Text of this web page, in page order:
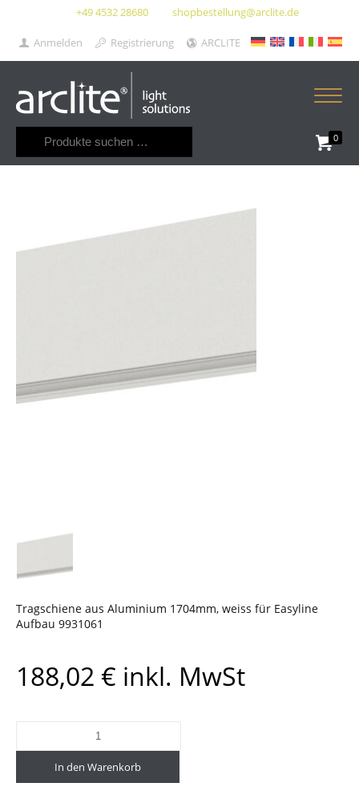
+49 4532 28680 shopbestellung@arclite.de
Anmelden Registrierung ARCLITE
0
Tragschiene aus Aluminium 1704mm, weiss für Easyline
Aufbau 9931061
188,02 € inkl. MwSt
In den Warenkorb